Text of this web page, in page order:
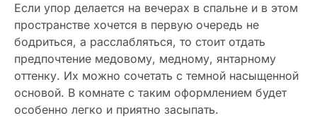
Если упор делается на вечерах в спальне и в этом
пространстве хочется в первую очередь не
бодриться, а расслабляться, то стоит отдать
предпочтение медовому, медному, янтарному
оттенку. Их можно сочетать с темной насыщенной
основой. В комнате с таким оформлением будет
особенно легко и приятно засыпать.